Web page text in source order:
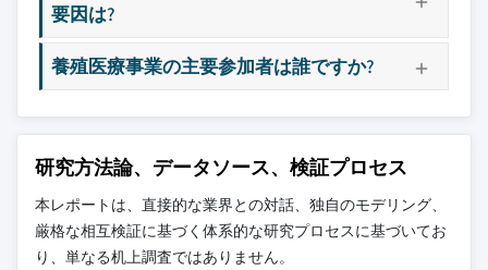
要因は?
養殖医療事業の主要参加者は誰ですか?
研究方法論、データソース、検証プロセス
本レポートは、直接的な業界との対話、独自のモデリング、
厳格な相互検証に基づく体系的な研究プロセスに基づいてお
り、単なる机上調査ではありません。